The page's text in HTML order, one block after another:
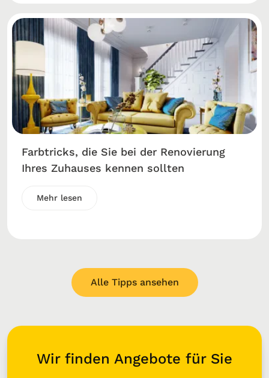
Farbtricks, die Sie bei der Renovierung
Ihres Zuhauses kennen sollten
Mehr lesen
Alle Tipps ansehen
Wir finden Angebote für Sie